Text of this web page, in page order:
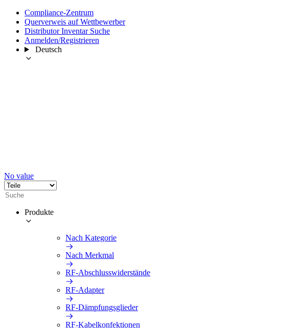
Compliance-Zentrum
Querverweis auf Wettbewerber
Distributor Inventar Suche
Anmelden/Registrieren
Deutsch
No value
Produkte
Nach Kategorie
Nach Merkmal
RF-Abschlusswiderstände
RF-Adapter
RF-Dämpfungsglieder
RF-Kabelkonfektionen